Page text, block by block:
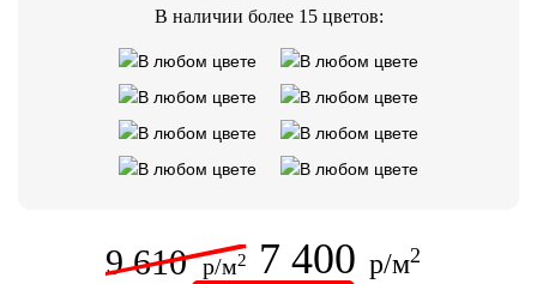
В наличии более 15 цветов:
9 610 р/м2 7 400 р/м2